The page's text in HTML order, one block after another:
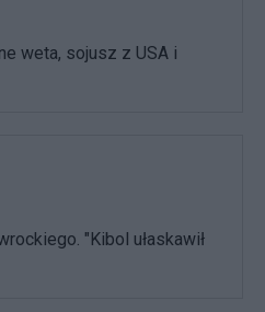
weta, sojusz z USA i
"Kibol ułaskawił